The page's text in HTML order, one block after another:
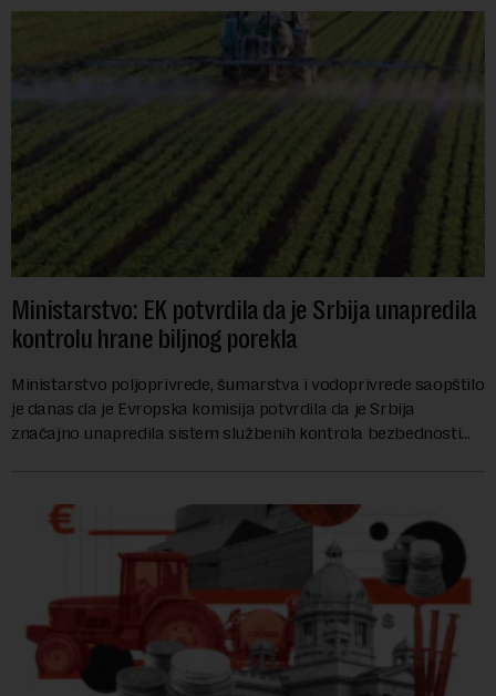
Ministarstvo: EK potvrdila da je Srbija unapredila
kontrolu hrane biljnog porekla
Ministarstvo poljoprivrede, šumarstva i vodoprivrede saopštilo
je danas da je Evropska komisija potvrdila da je Srbija
značajno unapredila sistem službenih kontrola bezbednosti